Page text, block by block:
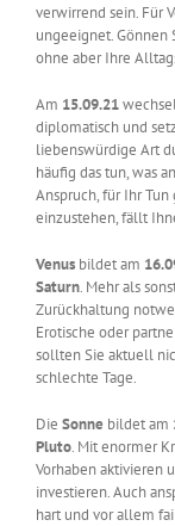
verwirrend sein. Für
ungeeignet. Gönnen
ohne aber Ihre
Am 15.09.21
diplomatisch und
liebenswürdige Art
häufig das tun, was
Anspruch, für Ihr
einzustehen, fällt
Venus bildet am
Saturn. Mehr als
Zurückhaltung
Erotische oder
sollten Sie aktuell
schlechte Tage.
Die Sonne bildet am
Pluto. Mit enormer
Vorhaben aktivieren
investieren. Auch
hart und vor allem